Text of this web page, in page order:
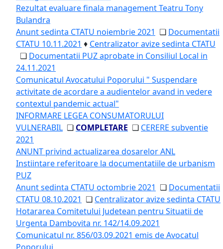
Rezultat evaluare finala management Teatru Tony
Bulandra
Anunt sedinta CTATU noiembrie 2021 ❏ Documentatii
CTATU 10.11.2021 ♦ Centralizator avize sedinta CTATU
❏ Documentatii PUZ aprobate in Consiliul Local in
24.11.2021
Comunicatul Avocatului Poporului " Suspendare
activitate de acordare a audientelor avand in vedere
contextul pandemic actual"
INFORMARE LEGEA CONSUMATORULUI
VULNERABIL ❏ COMPLETARE ❏ CERERE subventie
2021
ANUNT privind actualizarea dosarelor ANL
Instiintare referitoare la documentatiile de urbanism
PUZ
Anunt sedinta CTATU octombrie 2021 ❏ Documentatii
CTATU 08.10.2021 ❏ Centralizator avize sedinta CTATU
Hotararea Comitetului Judetean pentru Situatii de
Urgenta Dambovita nr. 142/14.09.2021
Comunicatul nr. 856/03.09.2021 emis de Avocatul